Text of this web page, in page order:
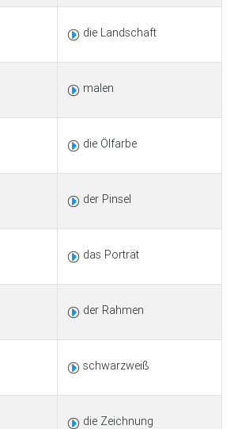
die Landschaft
malen
die Ölfarbe
der Pinsel
das Porträt
der Rahmen
schwarzweiß
die Zeichnung